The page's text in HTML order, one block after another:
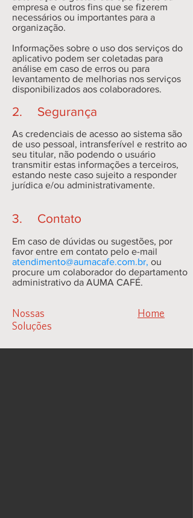
empresa e outros fins que se fizerem
necessários ou importantes para a
organização.
Informações sobre o uso dos serviços do
aplicativo podem ser coletadas para
análise em caso de erros ou para
levantamento de melhorias nos serviços
disponibilizados aos colaboradores.
2. Segurança
As credenciais de acesso ao sistema são
de uso pessoal, intransferível e restrito ao
seu titular, não podendo o usuário
transmitir estas informações a terceiros,
estando neste caso sujeito a responder
jurídica e/ou administrativamente.
3. Contato
Em caso de dúvidas ou sugestões, por
favor entre em contato pelo e-mail
atendimento@aumacafe.com.br, ou
procure um colaborador do departamento
administrativo da AUMA CAFÉ.
Nossas
Soluções
Home